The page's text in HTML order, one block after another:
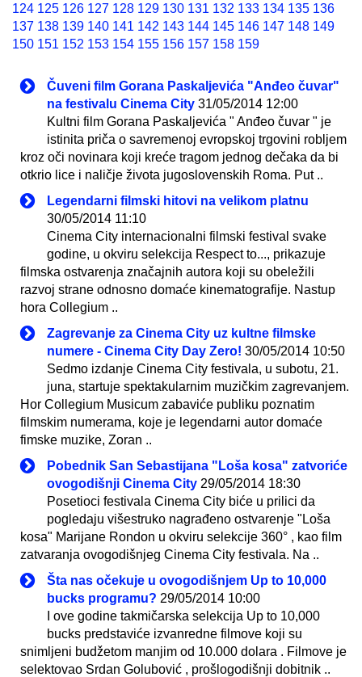
124 125 126 127 128 129 130 131 132 133 134 135 136
137 138 139 140 141 142 143 144 145 146 147 148 149
150 151 152 153 154 155 156 157 158 159
Čuveni film Gorana Paskaljevića "Anđeo čuvar"
na festivalu Cinema City 31/05/2014 12:00
Kultni film Gorana Paskaljevića " Anđeo čuvar " je
istinita priča o savremenoj evropskoj trgovini robljem
kroz oči novinara koji kreće tragom jednog dečaka da bi
otkrio lice i naličje života jugoslovenskih Roma. Put ..
Legendarni filmski hitovi na velikom platnu
30/05/2014 11:10
Cinema City internacionalni filmski festival svake
godine, u okviru selekcija Respect to..., prikazuje
filmska ostvarenja značajnih autora koji su obeležili
razvoj strane odnosno domaće kinematografije. Nastup
hora Collegium ..
Zagrevanje za Cinema City uz kultne filmske
numere - Cinema City Day Zero! 30/05/2014 10:50
Sedmo izdanje Cinema City festivala, u subotu, 21.
juna, startuje spektakularnim muzičkim zagrevanjem.
Hor Collegium Musicum zabaviće publiku poznatim
filmskim numerama, koje je legendarni autor domaće
fimske muzike, Zoran ..
Pobednik San Sebastijana "Loša kosa" zatvoriće
ovogodišnji Cinema City 29/05/2014 18:30
Posetioci festivala Cinema City biće u prilici da
pogledaju višestruko nagrađeno ostvarenje "Loša
kosa" Marijane Rondon u okviru selekcije 360° , kao film
zatvaranja ovogodišnjeg Cinema City festivala. Na ..
Šta nas očekuje u ovogodišnjem Up to 10,000
bucks programu? 29/05/2014 10:00
I ove godine takmičarska selekcija Up to 10,000
bucks predstaviće izvanredne filmove koji su
snimljeni budžetom manjim od 10.000 dolara . Filmove je
selektovao Srdan Golubović , prošlogodišnji dobitnik ..